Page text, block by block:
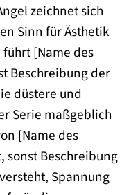
zeichnet sich
Sinn für Ästhetik
[Name des
Beschreibung der
düstere und
Serie maßgeblich
[Name des
sonst Beschreibung
Spannung